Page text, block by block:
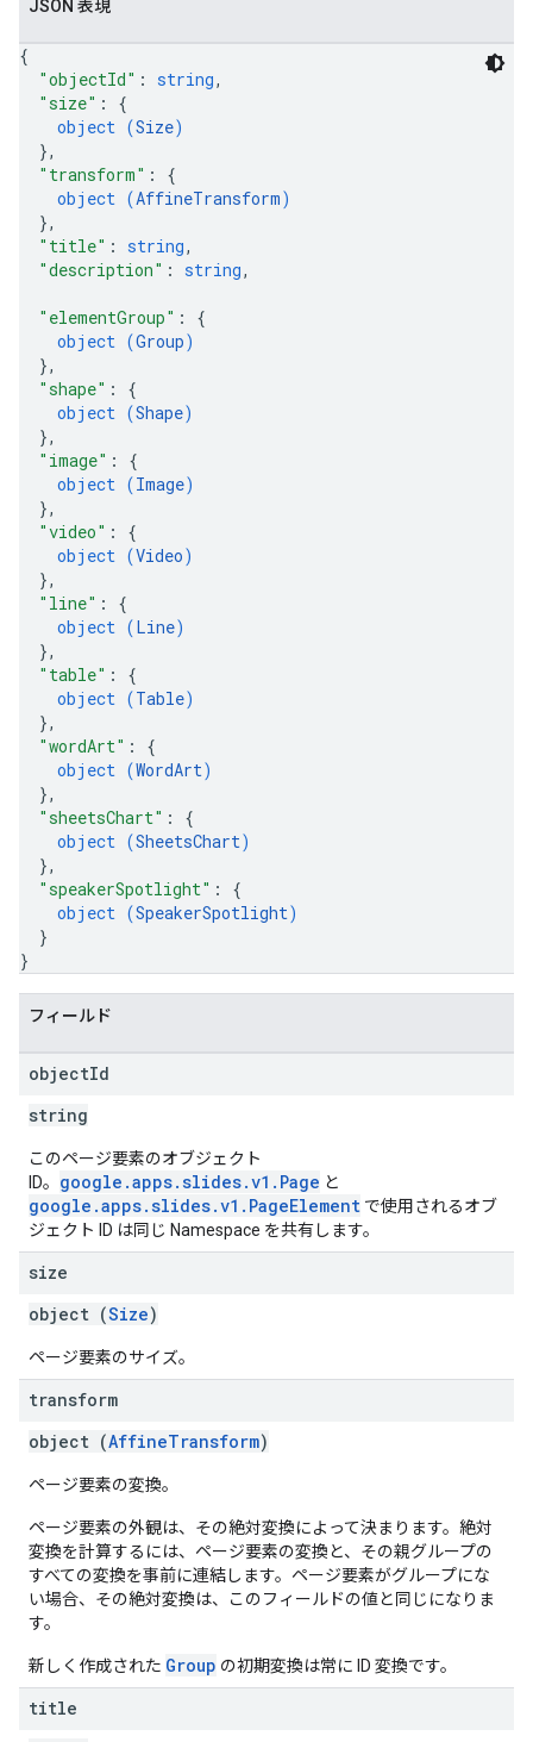
JSON 表現
{
"objectId" : string,
"size" : {
object (Size)
},
"transform" : {
object (AffineTransform)
},
"title" : string,
"description" : string,
"elementGroup" : {
object (Group)
},
"shape" : {
object (Shape)
},
"image" : {
object (Image)
},
"video" : {
object (Video)
},
"line" : {
object (Line)
},
"table" : {
object (Table)
},
"wordArt" : {
object (WordArt)
},
"sheetsChart" : {
object (SheetsChart)
},
"speakerSpotlight" : {
object (SpeakerSpotlight)
}
}
フィールド
objectId
string
このページ要素のオブジェクト
ID。 google.apps.slides.v1.Page と
google.apps.slides.v1.PageElement で使用されるオブ
ジェクト ID は同じ Namespace を共有します。
size
object (Size)
ページ要素のサイズ。
transform
object (AffineTransform)
ページ要素の変換。
ページ要素の外観は、その絶対変換によって決まります。絶対
変換を計算するには、ページ要素の変換と、その親グループの
すべての変換を事前に連結します。ページ要素がグループにな
い場合、その絶対変換は、このフィールドの値と同じになりま
す。
新しく作成された Group の初期変換は常に ID 変換です。
title